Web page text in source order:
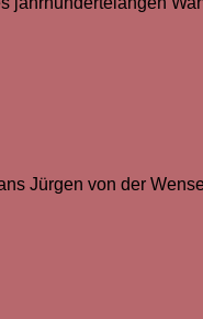
Jürgen von der